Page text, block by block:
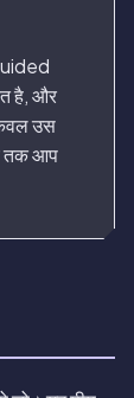
है, और
उस
तक आप